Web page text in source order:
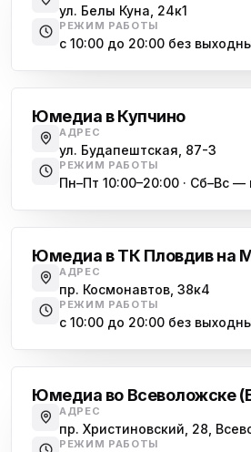
ул. Белы Куна, 24к1
РЕЖИМ РАБОТЫ
с 10:00 до 20:00 без
Юмедиа в Купчино
АДРЕС
ул. Будапештская, 87-3
РЕЖИМ РАБОТЫ
Пн–Пт 10:00–20:00 · Сб–Вс
Юмедиа в ТК Пловдив на
АДРЕС
пр. Космонавтов, 38к4
РЕЖИМ РАБОТЫ
с 10:00 до 20:00 без
Юмедиа во Всеволожске
АДРЕС
пр. Христиновский, 28,
РЕЖИМ РАБОТЫ